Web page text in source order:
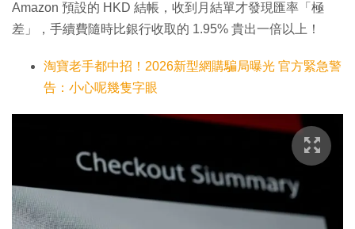
Amazon 預設的 HKD 結帳，收到月結單才發現匯率「極
差」，手續費隨時比銀行收取的 1.95% 貴出一倍以上！
淘寶老手都中招！2026新型網購騙局曝光 官方緊急警
告：小心呢幾隻字眼